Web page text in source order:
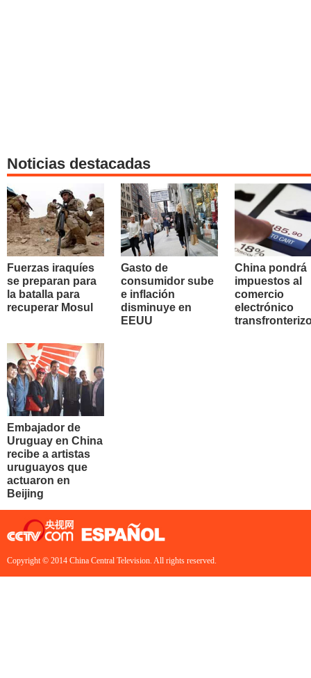
Noticias destacadas
Fuerzas iraquíes
se preparan para
la batalla para
recuperar Mosul
Gasto de
consumidor sube
e inflación
disminuye en
EEUU
China pondrá
impuestos al
comercio
electrónico
Embajador de
Uruguay en China
recibe a artistas
uruguayos que
actuaron en
Beijing
Copyright © 2014 China Central Television. All rights reserved.